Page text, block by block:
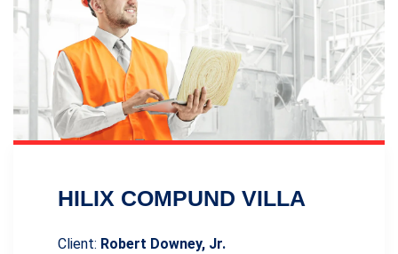
HILIX COMPUND VILLA
Client: Robert Downey, Jr.